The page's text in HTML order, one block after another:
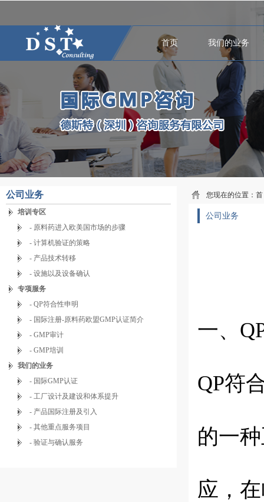
首页 我们的业务
公司业务
培训专区
- 原料药进入欧美国市场的步骤
- 计算机验证的策略
- 产品技术转移
- 设施以及设备确认
专项服务
- QP符合性申明
- 国际注册-原料药欧盟GMP认证简介
- GMP审计
- GMP培训
我们的业务
- 国际GMP认证
- 工厂设计及建设和体系提升
- 产品国际注册及引入
- 其他重点服务项目
- 验证与确认服务
您现在的位置： 首
公司业务
一、
QP符
的一
应，